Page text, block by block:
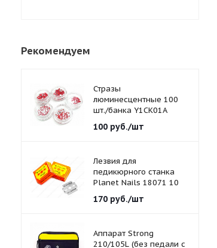
Рекомендуем
Стразы
люминесцентные 100
шт./банка Y1CK01A
красные 1,5 мм.
100руб./шт
Лезвия для
педикюрного станка
Planet Nails 18071 10
170руб./шт
Аппарат Strong
210/105L (без педали с